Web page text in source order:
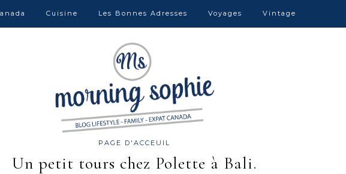
Cuisine Les Bonnes Adresses Voyages Vintage
PAGE D'ACCEUIL
Un petit tours chez Polette à Bali.